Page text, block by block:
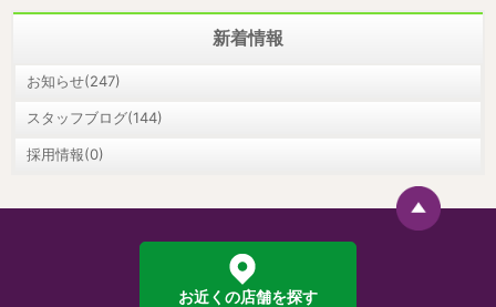
新着情報
お知らせ(247)
スタッフブログ(144)
採用情報(0)
お近くの店舗を探す